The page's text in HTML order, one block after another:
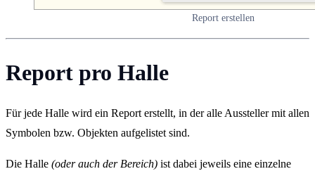
Report erstellen
Report pro Halle
Für jede Halle wird ein Report erstellt, in der alle Aussteller mit allen
Symbolen bzw. Objekten aufgelistet sind.
Die Halle (oder auch der Bereich) ist dabei jeweils eine einzelne